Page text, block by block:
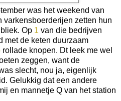
was het weekend van
varkensboerderijen zetten hun
Op 1 van die bedrijven
met de keten duurzaam
rollade knopen. Dt leek me wel
zeggen, want de
slecht, nou ja, eigenlijk
Gelukkig dat een andere
en mannetje Q van het station